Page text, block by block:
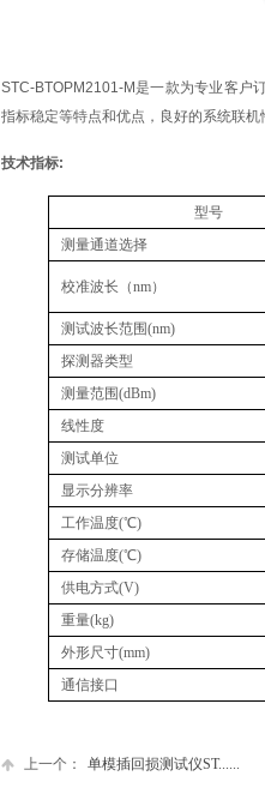
STC-BTOPM2101-M是一款为专业客户
指标稳定等特点和优点，良好的系统联
技术指标:
型号
测量通道选择
校准波长（nm）
测试波长范围(nm)
探测器类型
测量范围(dBm)
线性度
测试单位
显示分辨率
工作温度(℃)
存储温度(℃)
供电方式(V)
重量(kg)
外形尺寸(mm)
通信接口
上一个： 单模插回损测试仪ST......